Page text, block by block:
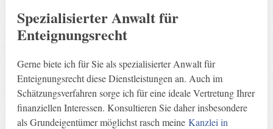
Spezialisierter Anwalt für
Enteignungsrecht
Gerne biete ich für Sie als spezialisierter Anwalt für
Enteignungsrecht diese Dienstleistungen an. Auch im
Schätzungsverfahren sorge ich für eine ideale Vertretung Ihrer
finanziellen Interessen. Konsultieren Sie daher insbesondere
als Grundeigentümer möglichst rasch meine Kanzlei in